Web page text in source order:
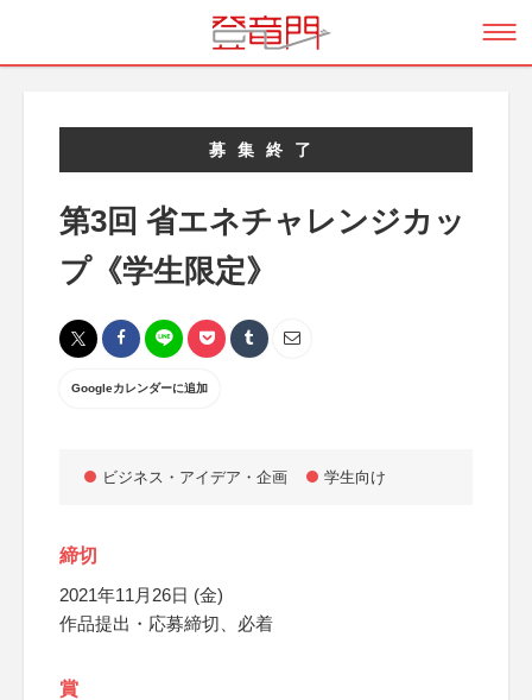
募集終了
第3回 省エネチャレンジカッ
プ《学生限定》
Googleカレンダーに追加
ビジネス・アイデア・企画 学生向け
締切
2021年11月26日 (金)
作品提出・応募締切、必着
賞